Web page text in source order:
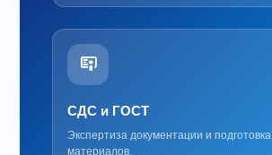
СДС и ГОСТ
Экспертиза документации и подготовка
материалов.